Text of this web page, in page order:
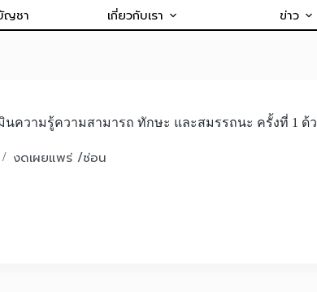
ญชา เกี่ยวกับเรา ข่าว
นความรู้ความสามารถ ทักษะ และสมรรถนะ ครั้งที่ 1
งดเผยแพร่ /ซ่อน